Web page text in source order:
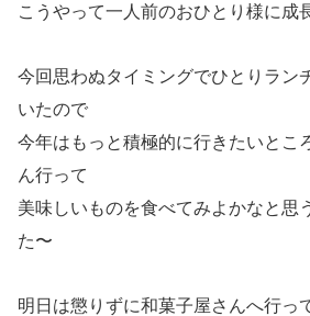
こうやって一人前のおひとり様に成
今回思わぬタイミングでひとりラン
いたので
今年はもっと積極的に行きたいとこ
ん行って
美味しいものを食べてみよかなと思
た〜
明日は懲りずに和菓子屋さんへ行っ